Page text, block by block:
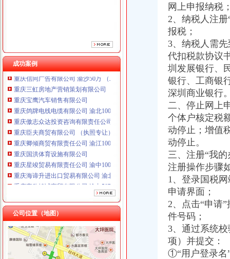
成功案例
重庆海谛升进出口贸易有限公司 渝北100万 （进出口权）
重庆奕欣锦诚商贸有限公司 渝九50万 （工商注册）
重庆信同广告有限公司 渝沙50万 （工商注册）
重庆三虹房地产营销策划有限公司
重庆宝鹰汽车销售有限公司
重庆鸽牌电线电缆有限公司 渝北10010万 (进出口权)
重庆傲志众达投资咨询有限责任公司 渝九1000万 （增资）
重庆臣夫商贸有限公司 （执照专让）
重庆卿倾商贸有限责任公司 渝江100万 （工商注册）
重庆国洪体育设施有限公司
重庆星竣贸易有限责任公司 渝中100万 （进出口权）
重庆海谛升进出口贸易有限公司 渝北100万 （进出口权）
重庆奕欣锦诚商贸有限公司 渝九50万 （工商注册）
重庆信同广告有限公司 渝沙50万 （工商注册）
重庆三虹房地产营销策划有限公司
重庆宝鹰汽车销售有限公司
公司位置（地图）
网上申报纳税
2、纳税人注
报税；
3、纳税人需
代扣税款协议
圳发展银行、
银行、工商银
深圳商业银行
二、停止网上
个体户核定税
动停止；增值
动停止。
三、注册“我的
注册操作步骤
1、登录国税
申请界面；
2、点击“申请
件号码；
3、通过系统
项）并提交：
①“用户登录名